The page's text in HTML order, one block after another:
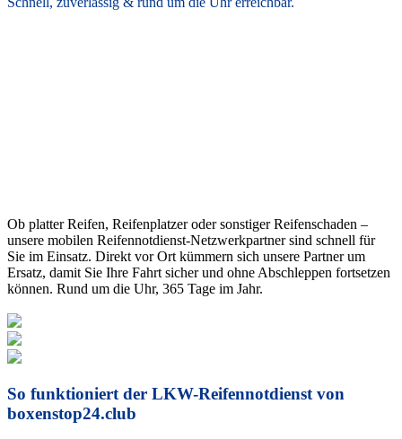
Ob platter Reifen, Reifenplatzer oder sonstiger Reifenschaden –
unsere mobilen Reifennotdienst-Netzwerkpartner sind schnell für
Sie im Einsatz. Direkt vor Ort kümmern sich unsere Partner um
Ersatz, damit Sie Ihre Fahrt sicher und ohne Abschleppen fortsetzen
können. Rund um die Uhr, 365 Tage im Jahr.
So funktioniert der LKW-Reifennotdienst von
boxenstop24.club